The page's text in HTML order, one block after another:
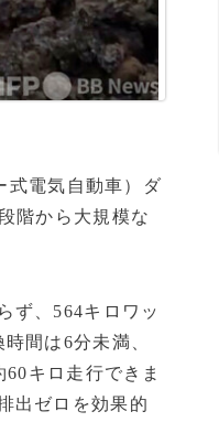
式電気自動車）ダ
階から大規模な
ず、564キロワッ
間は6分未満、
キロ走行できま
出ゼロを効果的